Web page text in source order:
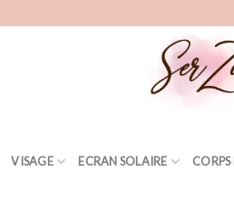
VISAGE ECRAN SOLAIRE